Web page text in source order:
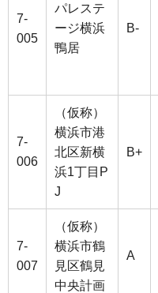
7-
005
パレステ
ージ横浜
鴨居
B-
7-
006
（仮称）
横浜市港
北区新横
浜1丁目P
J
B+
7-
007
（仮称）
横浜市鶴
見区鶴見
中央計画
A